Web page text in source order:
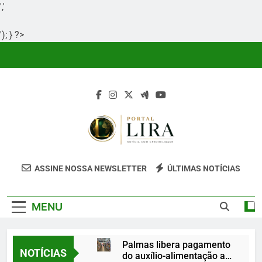
','
'); } ?>
Portal Lira
Portal Lira É Um Site Informativo
Clareza, Responsabilidade E Uma Boa
ASSINE NOSSA NEWSLETTER ÚLTIMAS NOTÍCIAS
MENU
NOTÍCIAS
Palmas libera pagamento
do auxílio-alimentação a